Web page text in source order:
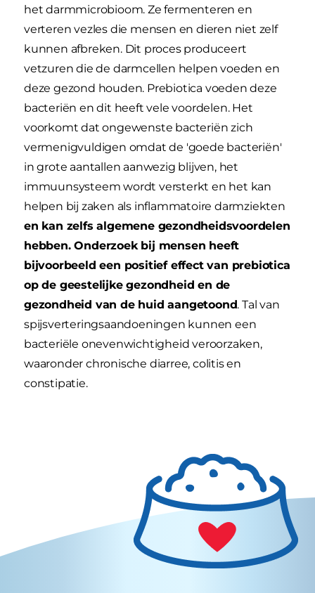
het darmmicrobioom. Ze fermenteren en
verteren vezles die mensen en dieren niet zelf
kunnen afbreken. Dit proces produceert
vetzuren die de darmcellen helpen voeden en
deze gezond houden. Prebiotica voeden deze
bacteriën en dit heeft vele voordelen. Het
voorkomt dat ongewenste bacteriën zich
vermenigvuldigen omdat de 'goede bacteriën'
in grote aantallen aanwezig blijven, het
immuunsysteem wordt versterkt en het kan
helpen bij zaken als inflammatoire darmziekten
en kan zelfs algemene gezondheidsvoordelen
hebben. Onderzoek bij mensen heeft
bijvoorbeeld een positief effect van prebiotica
op de geestelijke gezondheid en de
gezondheid van de huid aangetoond. Tal van
spijsverteringsaandoeningen kunnen een
bacteriële onevenwichtigheid veroorzaken,
waaronder chronische diarree, colitis en
constipatie.